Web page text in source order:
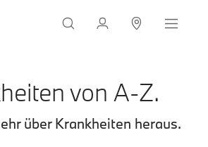
von A-Z.
über Krankheiten heraus.